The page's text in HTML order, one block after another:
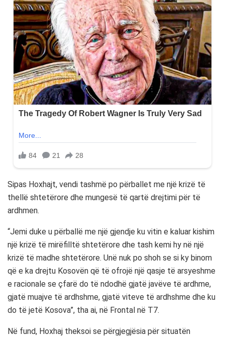
Sipas Hoxhajt, vendi tashmë po përballet me një krizë të
thellë shtetërore dhe mungesë të qartë drejtimi për të
ardhmen.
“Jemi duke u përballë me një gjendje ku vitin e kaluar kishim
një krizë të mirëfilltë shtetërore dhe tash kemi hy në një
krizë të madhe shtetërore. Unë nuk po shoh se si ky binom
që e ka drejtu Kosovën që të ofrojë një qasje të arsyeshme
e racionale se çfarë do të ndodhë gjatë javëve të ardhme,
gjatë muajve të ardhshme, gjatë viteve të ardhshme dhe ku
do të jetë Kosova”, tha ai, në Frontal në T7.
Në fund, Hoxhaj theksoi se përgjegjësia për situatën